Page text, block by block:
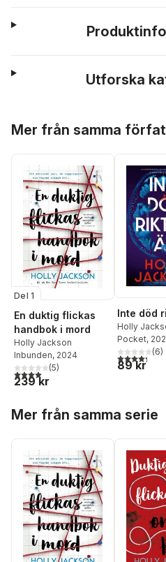
Utforska
Mer från samma
Del 1
En duktig flickas
handbok i mord
Holly Jackson
Inbunden, 2024
4,0utav 5 stjärnor. Totalt antal röster:
(5)
239 kr
Inte död
Holly
Pocket,
4,3utav 5(6)
89 kr
Mer från samma serie